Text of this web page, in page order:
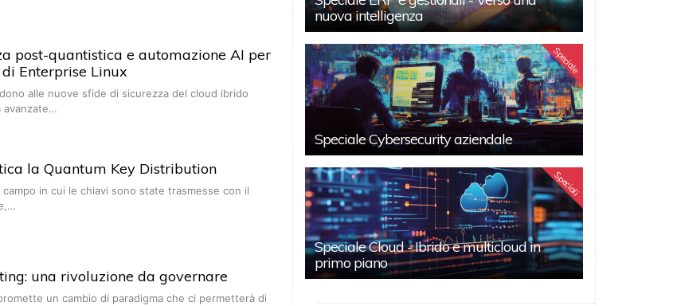
post-quantistica e automazione AI per
Enterprise Linux
alle nuove sfide di sicurezza del cloud ibrido
avanzate…
la Quantum Key Distribution
in cui le chiavi sono state trasmesse con il
una rivoluzione da governare
un cambio di paradigma che ci permetterà di
nuova intelligenza
Speciale
Speciale Cybersecurity aziendale
Speciali
Speciale Cloud - Ibrido e multicloud in
primo piano